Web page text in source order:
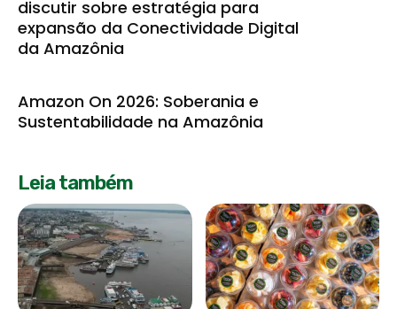
discutir sobre estratégia para
expansão da Conectividade Digital
da Amazônia
Amazon On 2026: Soberania e
Sustentabilidade na Amazônia
Leia também